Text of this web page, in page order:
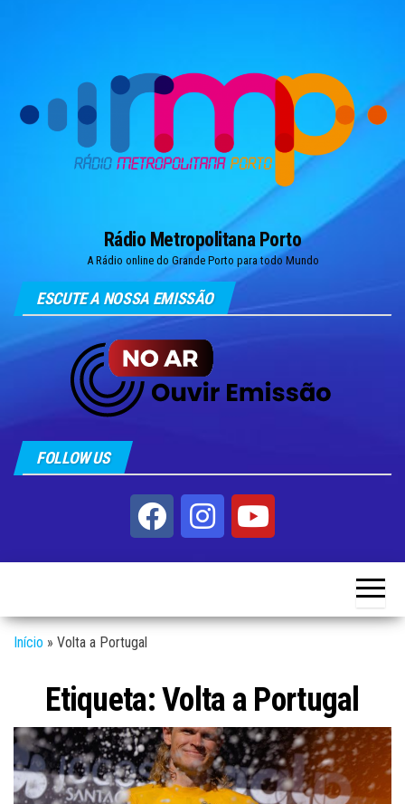
Rádio Metropolitana Porto
A Rádio online do Grande Porto para todo Mundo
ESCUTE A NOSSA EMISSÃO
FOLLOW US
Início » Volta a Portugal
Etiqueta:Volta a Portugal